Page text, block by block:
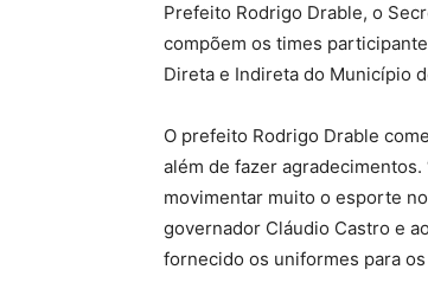
Prefeito Rodrigo Drable, o
compõem os times
Direta e Indireta do Município
O prefeito Rodrigo Drable
além de fazer agradecimentos.
movimentar muito o esporte
governador Cláudio Castro e
fornecido os uniformes para